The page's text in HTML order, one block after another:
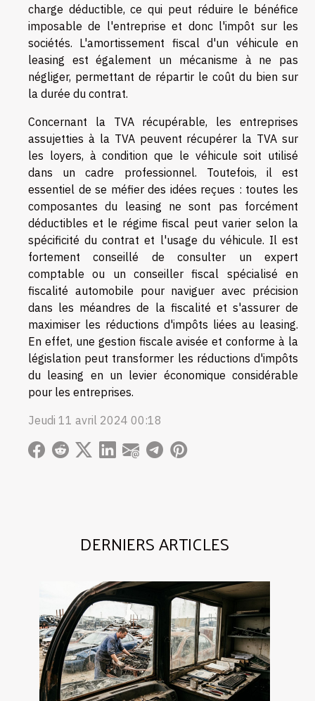
DERNIERS ARTICLES
charge déductible, ce qui peut réduire le bénéfice
imposable de l'entreprise et donc l'impôt sur les
sociétés. L'amortissement fiscal d'un véhicule en
leasing est également un mécanisme à ne pas
négliger, permettant de répartir le coût du bien sur
la durée du contrat.
Concernant la TVA récupérable, les entreprises
assujetties à la TVA peuvent récupérer la TVA sur
les loyers, à condition que le véhicule soit utilisé
dans un cadre professionnel. Toutefois, il est
essentiel de se méfier des idées reçues : toutes les
composantes du leasing ne sont pas forcément
déductibles et le régime fiscal peut varier selon la
spécificité du contrat et l'usage du véhicule. Il est
fortement conseillé de consulter un expert
comptable ou un conseiller fiscal spécialisé en
fiscalité automobile pour naviguer avec précision
dans les méandres de la fiscalité et s'assurer de
maximiser les réductions d'impôts liées au leasing.
En effet, une gestion fiscale avisée et conforme à la
législation peut transformer les réductions d'impôts
du leasing en un levier économique considérable
pour les entreprises.
Jeudi 11 avril 2024 00:18